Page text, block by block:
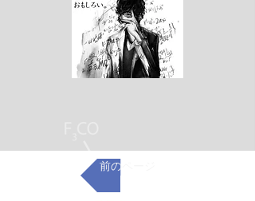
前のページ